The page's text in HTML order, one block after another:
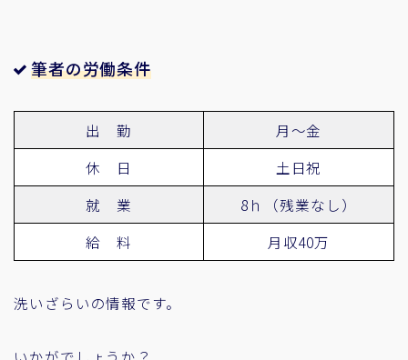
筆者の労働条件
出 勤
月～金
休 日
土日祝
就 業
8ｈ（残業なし）
給 料
月収40万
洗いざらいの情報です。